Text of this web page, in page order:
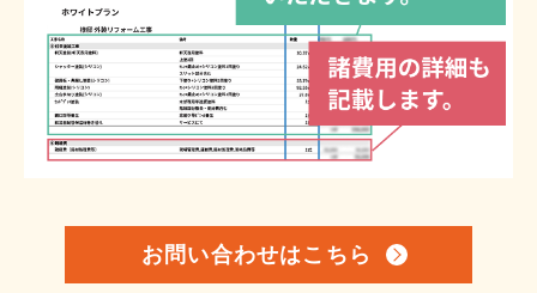
お問い合わせはこちら